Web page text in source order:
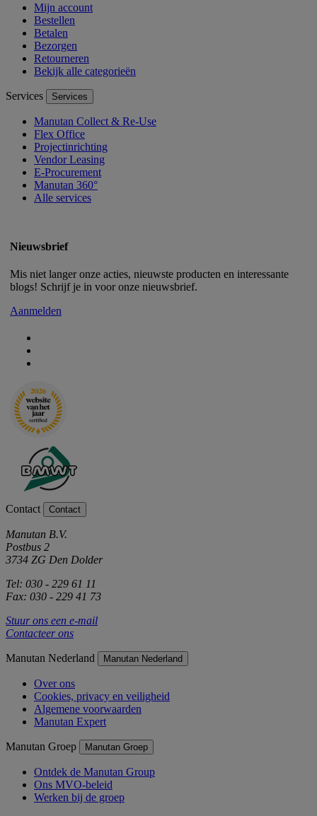
Mijn account
Bestellen
Betalen
Bezorgen
Retourneren
Bekijk alle categorieën
Services Services
Manutan Collect & Re-Use
Flex Office
Projectinrichting
Vendor Leasing
E-Procurement
Manutan 360°
Alle services
Nieuwsbrief
Mis niet langer onze acties, nieuwste producten en interessante
blogs! Schrijf je in voor onze nieuwsbrief.
Aanmelden
Contact Contact
Manutan B.V.
Postbus 2
3734 ZG Den Dolder
Tel: 030 - 229 61 11
Fax: 030 - 229 41 73
Stuur ons een e-mail
Contacteer ons
Manutan Nederland Manutan Nederland
Over ons
Cookies, privacy en veiligheid
Algemene voorwaarden
Manutan Expert
Manutan Groep Manutan Groep
Ontdek de Manutan Group
Ons MVO-beleid
Werken bij de groep